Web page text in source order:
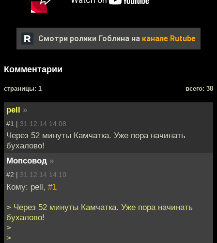
Смотри ролики Гоблина на канале Rutube
Комментарии
cтраницы: 1 всего: 38
pell »
#1 | 31.12.14 14:08
Через 52 минуты Камчатка. Уже пора начинать
бухалово!
Мопсовод »
#2 | 31.12.14 14:10
Кому: pell, #1
> Через 52 минуты Камчатка. Уже пора начинать
бухалово!
>
>